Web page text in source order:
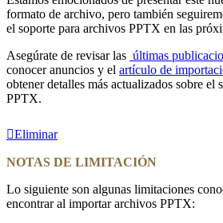
formato de archivo, pero también
el soporte para archivos PPTX en las
Asegúrate de revisar las últimas
conocer anuncios y el artículo de
obtener detalles más actualizados sobre el
PPTX.
Eliminar
NOTAS DE LIMITACIÓN
Lo siguiente son algunas limitaciones
encontrar al importar archivos PPTX: